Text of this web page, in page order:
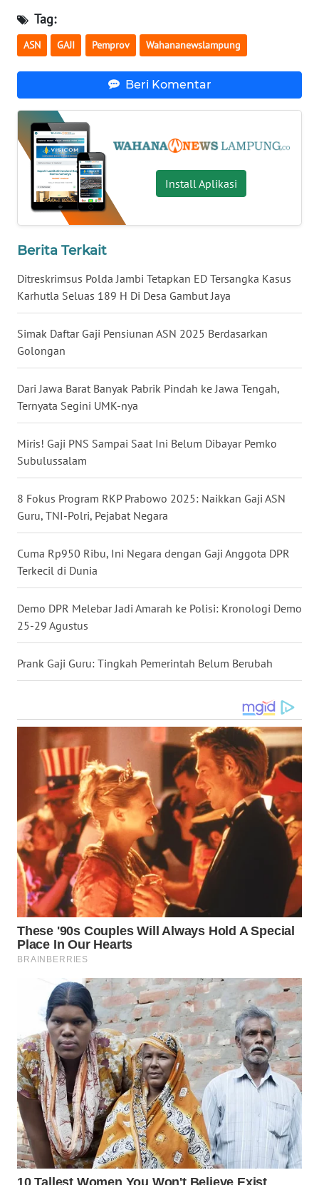
Tag:
ASN GAJI Pemprov Wahananewslampung
Beri Komentar
Install Aplikasi
Berita Terkait
Ditreskrimsus Polda Jambi Tetapkan ED Tersangka Kasus
Karhutla Seluas 189 H Di Desa Gambut Jaya
Simak Daftar Gaji Pensiunan ASN 2025 Berdasarkan
Golongan
Dari Jawa Barat Banyak Pabrik Pindah ke Jawa Tengah,
Ternyata Segini UMK-nya
Miris! Gaji PNS Sampai Saat Ini Belum Dibayar Pemko
Subulussalam
8 Fokus Program RKP Prabowo 2025: Naikkan Gaji ASN
Guru, TNI-Polri, Pejabat Negara
Cuma Rp950 Ribu, Ini Negara dengan Gaji Anggota DPR
Terkecil di Dunia
Demo DPR Melebar Jadi Amarah ke Polisi: Kronologi Demo
25-29 Agustus
Prank Gaji Guru: Tingkah Pemerintah Belum Berubah
WN
JATENG
WN
WN
JOGJA
WN
JATIM
WN
BALI
WN
KALBAR
WN
KALTENG
WN
KALTARA
WN
KALSEL
WN
SULSEL
GORONTALO
SULUT
MALUKU
WN
MALUT
WN
DAIRI
WN
DANAU
TOBA
WN
NIAS
WN
LANGKAT
WN
TAPANULI
SELATAN
WN
TANJUNG
LESUNG
WN